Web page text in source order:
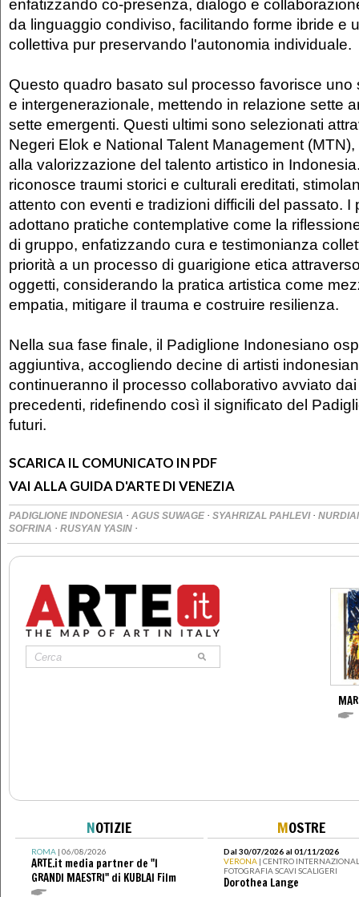
enfatizzando co-presenza, dialogo e
da linguaggio condiviso, facilitando forme ibride e
collettiva pur preservando l'autonomia individuale.
Questo quadro basato sul processo favorisce uno
e intergenerazionale, mettendo in relazione sette
sette emergenti. Questi ultimi sono selezionati
Negeri Elok e National Talent Management
alla valorizzazione del talento artistico in
riconosce traumi storici e culturali ereditati,
attento con eventi e tradizioni difficili del passato. I
adottano pratiche contemplative come la
di gruppo, enfatizzando cura e testimonianza
priorità a un processo di guarigione etica
oggetti, considerando la pratica artistica come
empatia, mitigare il trauma e costruire resilienza.
Nella sua fase finale, il Padiglione Indonesiano
aggiuntiva, accogliendo decine di artisti
continueranno il processo collaborativo avviato
precedenti, ridefinendo così il significato del
futuri.
SCARICA IL COMUNICATO IN PDF
VAI ALLA GUIDA D'ARTE DI VENEZIA
PADIGLIONE INDONESIA · AGUS SUWAGE · SYAHRIZAL PAHLEVI ·
SOFRINA · RUSYAN YASIN ·
NOTIZIE
ROMA| 06/08/2026
ARTE.it media partner de "I
GRANDI MAESTRI" di KUBLAI Film
MOSTRE
Dal 30/07/2026 al 01/11/2026
VERONA | CENTRO
FOTOGRAFIA SCAVI SCALIGERI
Dorothea Lange